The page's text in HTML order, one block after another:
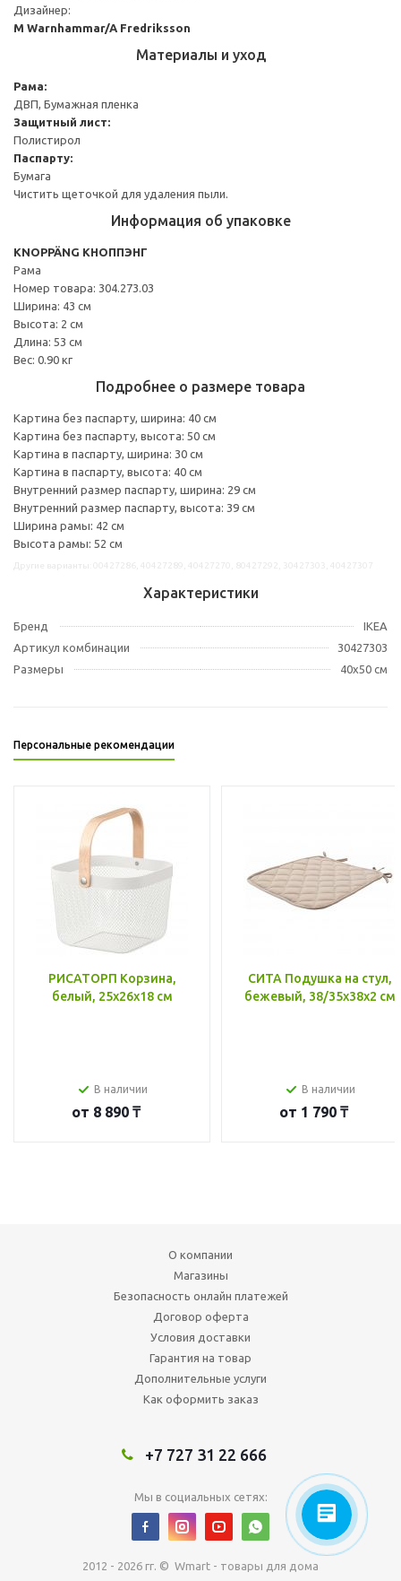
Дизайнер:
M Warnhammar/A Fredriksson
Материалы и уход
Рама:
ДВП, Бумажная пленка
Защитный лист:
Полистирол
Паспарту:
Бумага
Чистить щеточкой для удаления пыли.
Информация об упаковке
KNOPPÄNG КНОППЭНГ
Рама
Номер товара: 304.273.03
Ширина: 43 см
Высота: 2 см
Длина: 53 см
Вес: 0.90 кг
Подробнее о размере товара
Картина без паспарту, ширина: 40 см
Картина без паспарту, высота: 50 см
Картина в паспарту, ширина: 30 см
Картина в паспарту, высота: 40 см
Внутренний размер паспарту, ширина: 29 см
Внутренний размер паспарту, высота: 39 см
Ширина рамы: 42 см
Высота рамы: 52 см
Характеристики
Бренд
IKEA
Артикул комбинации
30427303
Размеры
40x50 см
Персональные рекомендации
РИСАТОРП Корзина,
белый, 25x26x18 см
В наличии
от 8 890 ₸
СИТА Подушка на стул,
бежевый, 38/35x38x2 см
В наличии
от 1 790 ₸
О компании
Магазины
Безопасность онлайн платежей
Договор оферта
Условия доставки
Гарантия на товар
Дополнительные услуги
Как оформить заказ
+7 727 31 22 666
Мы в социальных сетях:
2012 - 2026 гг. © Wmart - товары для дома